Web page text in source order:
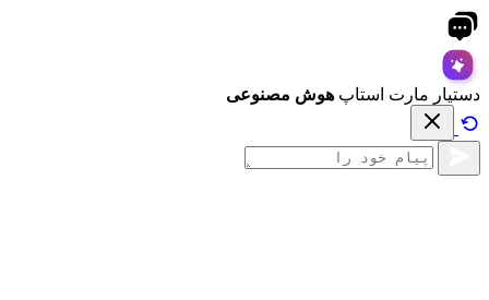
دستیار مارت استاپ هوش مصنوعی